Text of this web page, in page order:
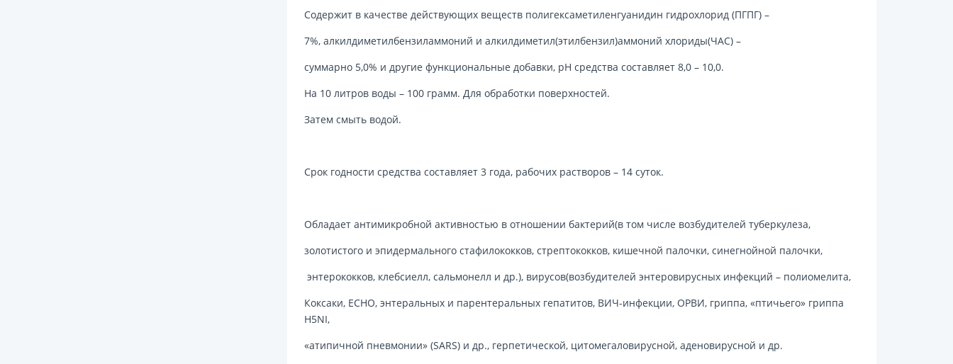
Содержит в качестве действующих веществ полигексаметиленгуанидин гидрохлорид (ПГПГ) –
7%, алкилдиметилбензиламмоний и алкилдиметил(этилбензил)аммоний хлориды(ЧАС) –
суммарно 5,0% и другие функциональные добавки, рН средства составляет 8,0 – 10,0.
На 10 литров воды – 100 грамм. Для обработки поверхностей.
Затем смыть водой.
Срок годности средства составляет 3 года, рабочих растворов – 14 суток.
Обладает антимикробной активностью в отношении бактерий(в том числе возбудителей туберкулеза,
золотистого и эпидермального стафилококков, стрептококков, кишечной палочки, синегнойной палочки,
энтерококков, клебсиелл, сальмонелл и др.), вирусов(возбудителей энтеровирусных инфекций – полиомелита,
Коксаки, ЕСНО, энтеральных и парентеральных гепатитов, ВИЧ-инфекции, ОРВИ, гриппа, «птичьего» гриппа
H5NI,
«атипичной пневмонии» (SARS) и др., герпетической, цитомегаловирусной, аденовирусной и др.